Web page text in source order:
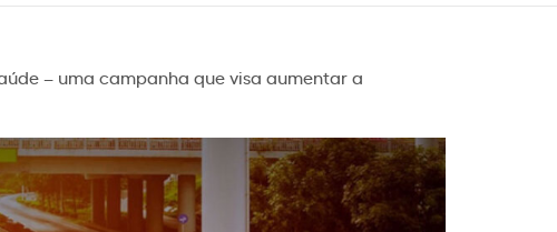
– uma campanha que visa aumentar a